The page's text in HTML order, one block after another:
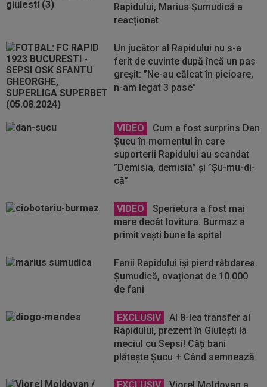
Rapidului, Marius Șumudică a
reacționat
Un jucător al Rapidului nu s-a
ferit de cuvinte după încă un pas
greșit: ”Ne-au călcat în picioare,
n-am legat 3 pase”
VIDEO
Cum a fost surprins Dan
Șucu în momentul în care
suporterii Rapidului au scandat
”Demisia, demisia” și ”Șu-mu-di-
că”
VIDEO
Sperietura a fost mai
mare decât lovitura. Burmaz a
primit vești bune la spital
Fanii Rapidului își pierd răbdarea.
Șumudică, ovaționat de 10.000
de fani
EXCLUSIV
Al 8-lea transfer al
Rapidului, prezent în Giulești la
meciul cu Sepsi! Câți bani
plătește Șucu + Când semnează